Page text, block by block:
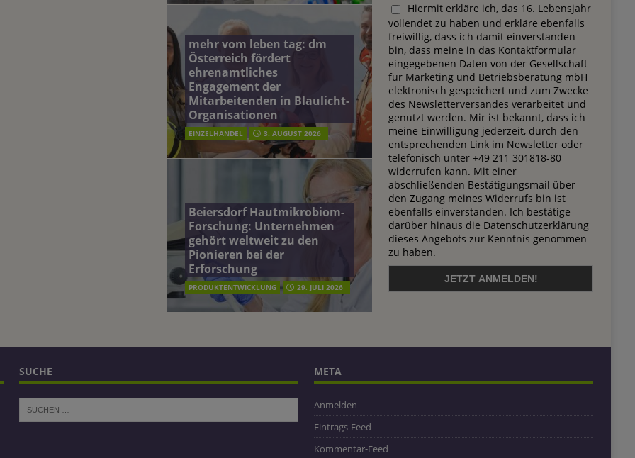
mehr vom leben tag: dm
Österreich fördert
ehrenamtliches
Engagement der
Mitarbeitenden in Blaulicht-
Organisationen
EINZELHANDEL 3. AUGUST 2026
Beiersdorf Hautmikrobiom-
Forschung: Unternehmen
gehört weltweit zu den
Pionieren bei der
Erforschung
PRODUKTENTWICKLUNG 29. JULI 2026
Hiermit erkläre ich, das 16. Lebensjahr
vollendet zu haben und erkläre ebenfalls
freiwillig, dass ich damit einverstanden
bin, dass meine in das Kontaktformular
eingegebenen Daten von der Gesellschaft
für Marketing und Betriebsberatung mbH
elektronisch gespeichert und zum Zwecke
des Newsletterversandes verarbeitet und
genutzt werden. Mir ist bekannt, dass ich
meine Einwilligung jederzeit, durch den
entsprechenden Link im Newsletter oder
telefonisch unter +49 211 301818-80
widerrufen kann. Mit einer
abschließenden Bestätigungsmail über
den Zugang meines Widerrufs bin ist
ebenfalls einverstanden. Ich bestätige
darüber hinaus die Datenschutzerklärung
dieses Angebots zur Kenntnis genommen
zu haben.
SUCHE META
Anmelden
Eintrags-Feed
Kommentar-Feed